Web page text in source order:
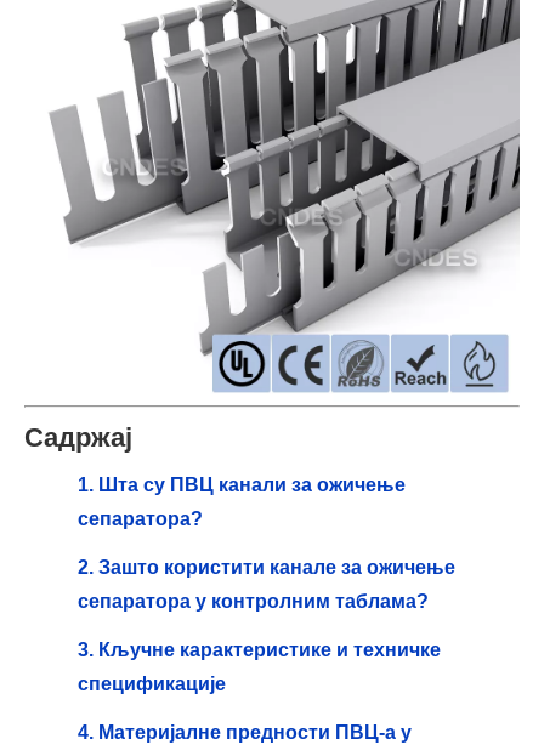
Садржај
1. Шта су ПВЦ канали за ожичење
сепаратора?
2. Зашто користити канале за ожичење
сепаратора у контролним таблама?
3. Кључне карактеристике и техничке
спецификације
4. Материјалне предности ПВЦ-а у